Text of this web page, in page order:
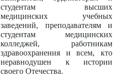
студентам высших
медицинских учебных
заведений, преподавателям и
студентам медицинских
колледжей, работникам
здравоохранения и всем, кто
неравнодушен к истории
своего Отечества.